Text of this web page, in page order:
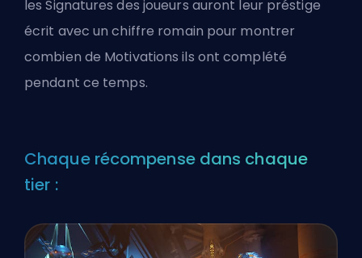
les Signatures des joueurs auront leur préstige
écrit avec un chiffre romain pour montrer
combien de Motivations ils ont complété
pendant ce temps.
Chaque récompense dans chaque
tier :